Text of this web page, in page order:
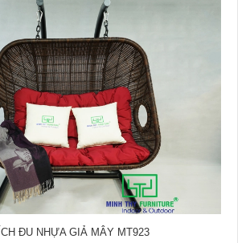
ĐU NHỰA GIẢ MÂY MT923